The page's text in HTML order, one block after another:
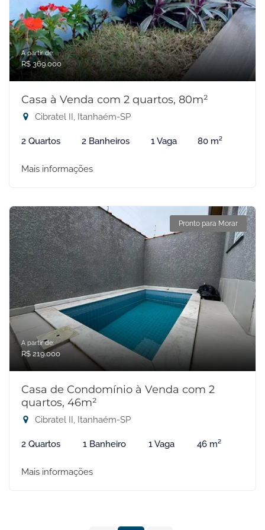
A partir de:
R$ 369.000
Casa à Venda com 2 quartos, 80m²
Cibratel II, Itanhaém-SP
2 Quartos 2 Banheiros 1 Vaga 80 m²
Mais informações
Pronto para Morar
A partir de:
R$ 219.000
Casa de Condomínio à Venda com 2
quartos, 46m²
Cibratel II, Itanhaém-SP
2 Quartos 1 Banheiro 1 Vaga 46 m²
Mais informações